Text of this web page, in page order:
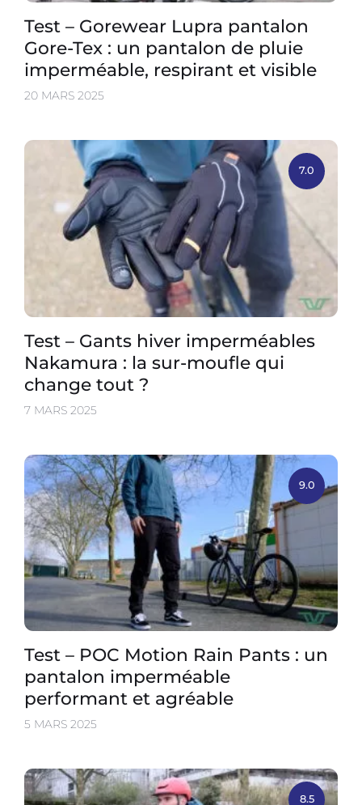
Test – Gorewear Lupra pantalon
Gore-Tex : un pantalon de pluie
imperméable, respirant et visible
20 MARS 2025
7.0
Test – Gants hiver imperméables
Nakamura : la sur-moufle qui
change tout ?
7 MARS 2025
9.0
Test – POC Motion Rain Pants : un
pantalon imperméable
performant et agréable
5 MARS 2025
8.5